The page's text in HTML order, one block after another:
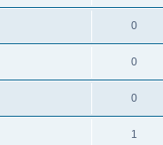
0
0
0
1